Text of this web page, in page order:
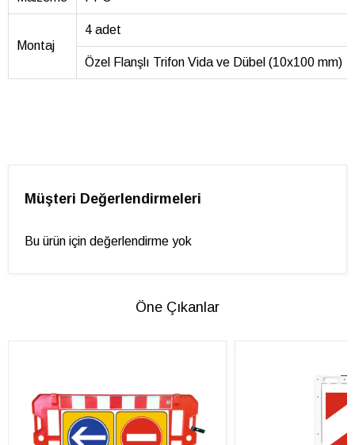
Montaj
4 adet
Özel Flanşlı Trifon Vida ve Dübel (10x100 mm)
Müşteri Değerlendirmeleri
Bu ürün için değerlendirme yok
Öne Çıkanlar